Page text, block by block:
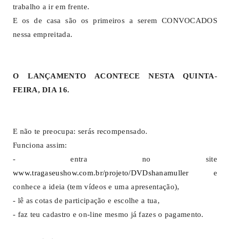
trabalho a ir em frente.
E os de casa são os primeiros a serem CONVOCADOS
nessa empreitada.
O LANÇAMENTO ACONTECE NESTA QUINTA-
FEIRA, DIA 16.
E não te preocupa: serás recompensado.
Funciona assim:
- entra no site
www.tragaseushow.com.br/projeto/DVDshanamuller e
conhece a ideia (tem vídeos e uma apresentação),
- lê as cotas de participação e escolhe a tua,
- faz teu cadastro e on-line mesmo já fazes o pagamento.